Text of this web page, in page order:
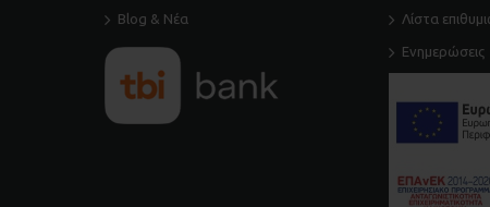
Blog & Νέα Λίστα
Ενημερώσεις